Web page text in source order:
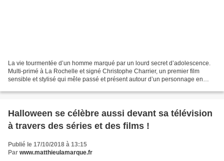
La vie tourmentée d’un homme marqué par un lourd secret d’adolescence.
Multi-primé à La Rochelle et signé Christophe Charrier, un premier film
sensible et stylisé qui mêle passé et présent autour d’un personnage en
Halloween se célèbre aussi devant sa télévision
à travers des séries et des films !
Publié le 17/10/2018 à 13:15
Par www.matthieulamarque.fr